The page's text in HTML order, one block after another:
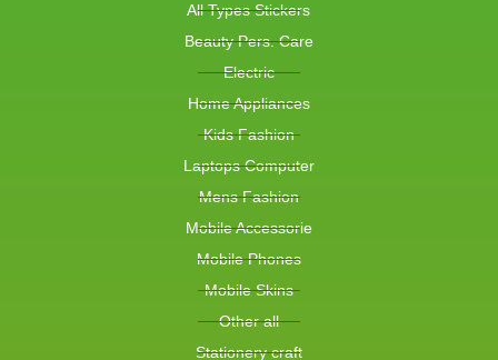
All Types Stickers
Beauty Pers. Care
Electric
Home Appliances
Kids Fashion
Laptops Computer
Mens Fashion
Mobile Accessorie
Mobile Phones
Mobile Skins
Other all
Stationery craft